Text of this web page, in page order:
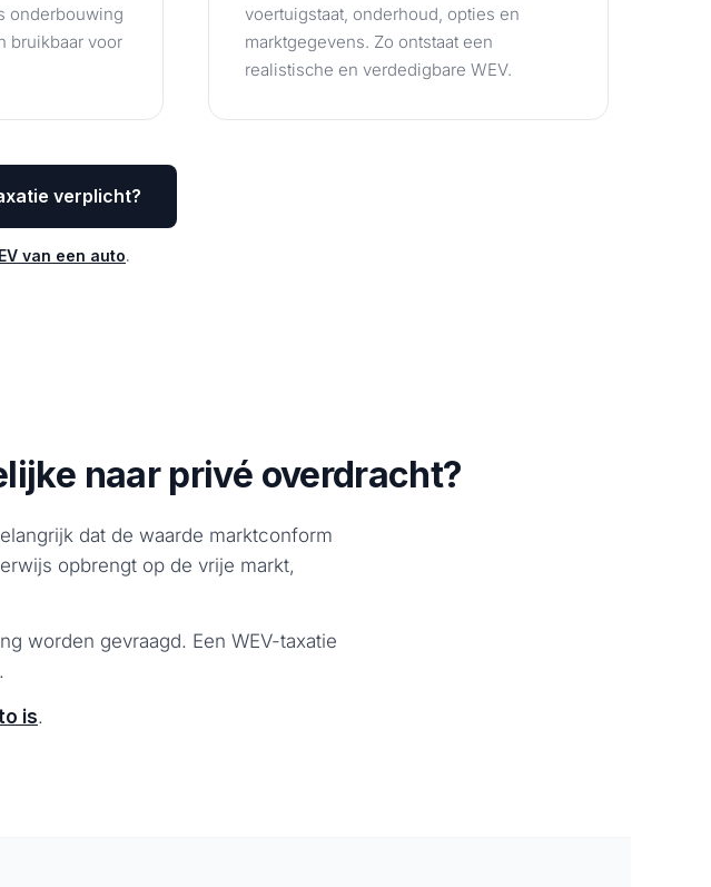
onderbouwing
bruikbaar voor
voertuigstaat, onderhoud, opties en
marktgegevens. Zo ontstaat een
realistische en verdedigbare WEV.
verplicht?
van een auto.
naar privé overdracht?
dat de waarde marktconform
opbrengt op de vrije markt,
worden gevraagd. Een WEV-taxatie
is.